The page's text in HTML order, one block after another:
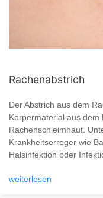
Rachenabstrich
Der Abstrich aus dem
Körpermaterial aus
Rachenschleimhaut.
Krankheitserreger wie
Halsinfektion oder
weiterlesen